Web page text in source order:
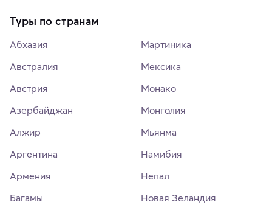
Туры по странам
Абхазия
Австралия
Австрия
Азербайджан
Алжир
Аргентина
Армения
Багамы
Мартиника
Мексика
Монако
Монголия
Мьянма
Намибия
Непал
Новая Зеландия